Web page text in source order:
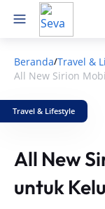
Beranda/Travel &
All New Sirion
Travel & Lifestyle
All New
untuk